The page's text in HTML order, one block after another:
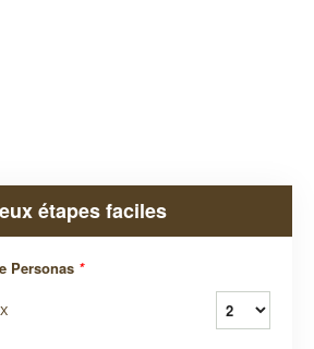
étapes faciles
Personas *